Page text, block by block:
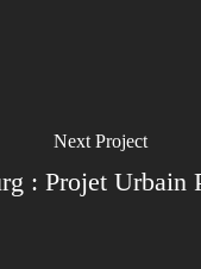
Next Project
: Projet Urbain